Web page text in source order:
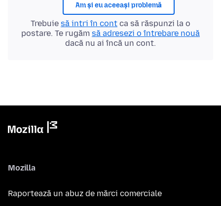
Am și eu aceeași problemă
Trebuie să intri în cont ca să răspunzi la o
postare. Te rugăm să adresezi o întrebare nouă
dacă nu ai încă un cont.
Mozilla
Raportează un abuz de mărci comerciale